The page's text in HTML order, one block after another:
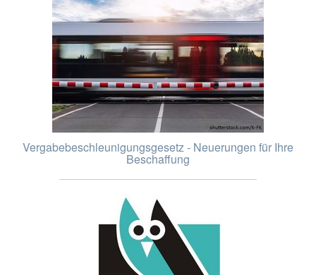
Vergabebeschleunigungsgesetz - Neuerungen für Ihre
Beschaffung